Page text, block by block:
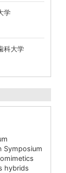
学
科大学
Symposium
hybrids